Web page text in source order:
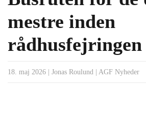
mestre inden
rådhusfejringen
18. maj 2026 Jonas Roulund AGF Nyheder